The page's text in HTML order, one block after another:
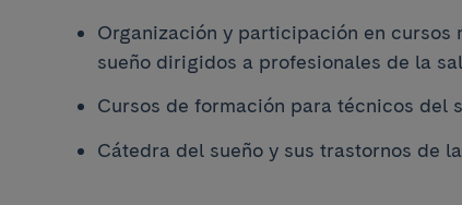
Organización y participación en
sueño dirigidos a profesionales de la
Cursos de formación para técnicos del
Cátedra del sueño y sus trastornos de